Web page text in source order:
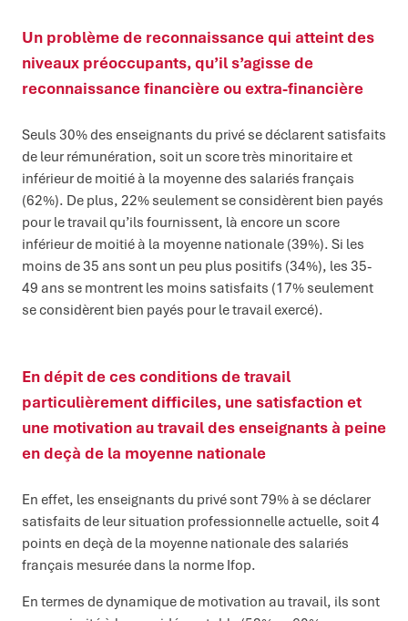
Un problème de reconnaissance qui atteint des
niveaux préoccupants, qu’il s’agisse de
reconnaissance financière ou extra-financière
Seuls 30% des enseignants du privé se déclarent satisfaits
de leur rémunération, soit un score très minoritaire et
inférieur de moitié à la moyenne des salariés français
(62%). De plus, 22% seulement se considèrent bien payés
pour le travail qu’ils fournissent, là encore un score
inférieur de moitié à la moyenne nationale (39%). Si les
moins de 35 ans sont un peu plus positifs (34%), les 35-
49 ans se montrent les moins satisfaits (17% seulement
se considèrent bien payés pour le travail exercé).
En dépit de ces conditions de travail
particulièrement difficiles, une satisfaction et
une motivation au travail des enseignants à peine
en deçà de la moyenne nationale
En effet, les enseignants du privé sont 79% à se déclarer
satisfaits de leur situation professionnelle actuelle, soit 4
points en deçà de la moyenne nationale des salariés
français mesurée dans la norme Ifop.
En termes de dynamique de motivation au travail, ils sont